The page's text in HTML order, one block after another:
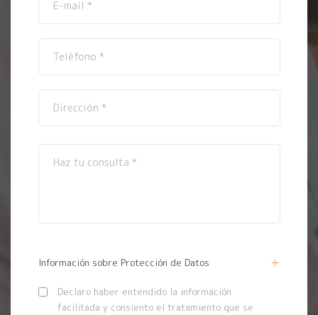
Información sobre Protección de Datos
Declaro haber entendido la información
facilitada y consiento el tratamiento que se